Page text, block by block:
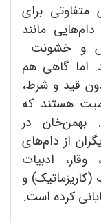
برای
مانند
و خشونت
اما گاهی هم
قید و شرط،
هستند که
در
از دام‌های
ادبیات
(کاریزماتیک) و
کرده است.